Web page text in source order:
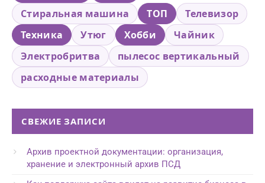
Стиральная машина
ТОП
Телевизор
Техника
Утюг Хобби
Чайник
Электробритва
пылесос вертикальный
расходные материалы
СВЕЖИЕ ЗАПИСИ
Архив проектной документации: организация,
хранение и электронный архив ПСД